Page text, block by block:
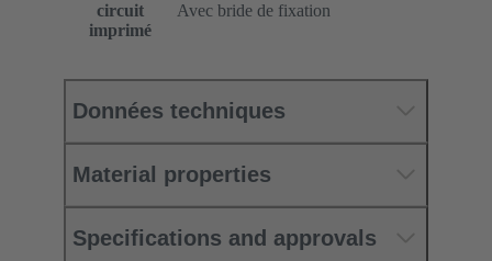
circuit
imprimé
Avec bride de fixation
Données techniques
Material properties
Specifications and approvals